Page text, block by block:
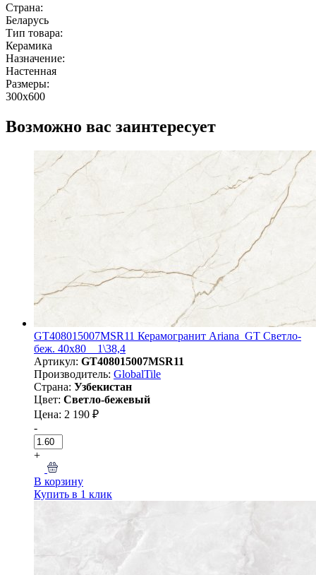
Страна:
Беларусь
Тип товара:
Керамика
Назначение:
Настенная
Размеры:
300x600
Возможно вас заинтересует
GT408015007MSR11 Керамогранит Ariana_GT Светло-
беж. 40x80 _ 1\38,4
Артикул: GT408015007MSR11
Производитель: GlobalTile
Страна: Узбекистан
Цвет: Светло-бежевый
Цена: 2 190 ₽
-
+
В корзину
Купить в 1 клик